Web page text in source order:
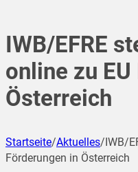
IWB/EFRE
online zu
Österreich
Startseite/Aktuelles/IWB/
Förderungen in Österreich